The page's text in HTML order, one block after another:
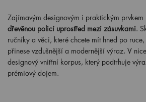
Zajímavým designovým i praktickým prvkem
dřevěnou policí uprostřed mezi zásuvkami.
ručníky a věci, které chcete mít hned po
přinese vzdušnější a modernější výraz. V
designový vnitřní korpus, který podtrhuje
prémiový dojem.